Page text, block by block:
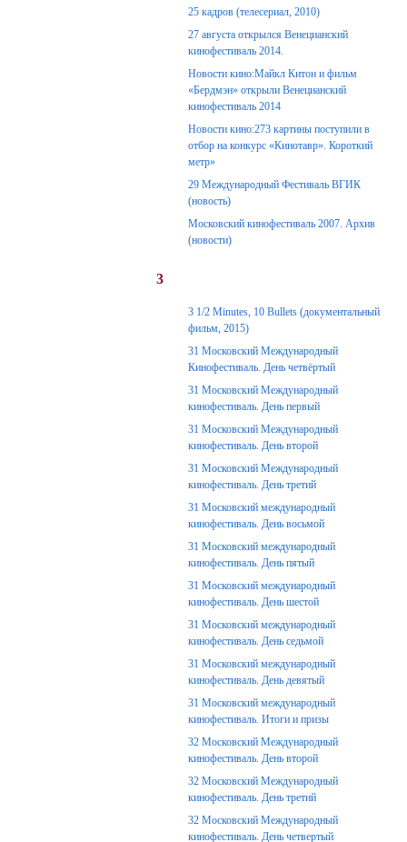
25 кадров (телесериал, 2010)
27 августа открылся Венецианский
кинофестиваль 2014.
Новости кино:Майкл Китон и фильм
«Бердмэн» открыли Венецианский
кинофестиваль 2014
Новости кино:273 картины поступили в
отбор на конкурс «Кинотавр». Короткий
метр»
29 Международный Фестиваль ВГИК
(новость)
Московский кинофестиваль 2007. Архив
(новости)
3
3 1/2 Minutes, 10 Bullets (документальный
фильм, 2015)
31 Московский Международный
Кинофестиваль. День четвёртый
31 Московский Международный
кинофестиваль. День первый
31 Московский Международный
кинофестиваль. День второй
31 Московский Международный
кинофестиваль. День третий
31 Московский международный
кинофестиваль. День восьмой
31 Московский международный
кинофестиваль. День пятый
31 Московский международный
кинофестиваль. День шестой
31 Московский международный
кинофестиваль. День седьмой
31 Московский международный
кинофестиваль. День девятый
31 Московский международный
кинофестиваль. Итоги и призы
32 Московский Международный
кинофестиваль. День второй
32 Московский Международный
кинофестиваль. День третий
32 Московский Международный
кинофестиваль. День четвертый